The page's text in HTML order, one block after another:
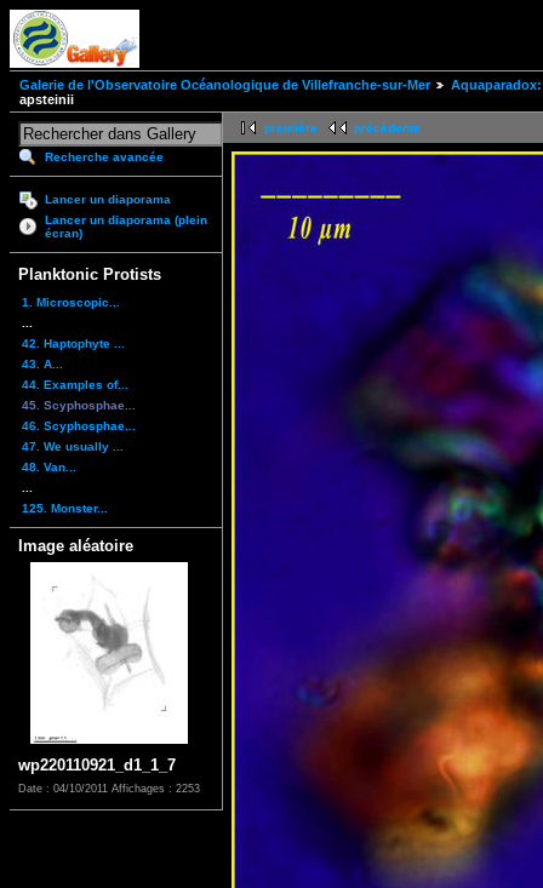
Galerie de l'Observatoire Océanologique de Villefranche-sur-Mer
apsteinii
Recherche avancée
Lancer un diaporama
Lancer un diaporama (plein
écran)
Planktonic Protists
1. Microscopic...
42. Haptophyte ...
43. A...
44. Examples of...
45. Scyphosphae...
46. Scyphosphae...
47. We usually ...
48. Van...
125. Monster...
Image aléatoire
wp220110921_d1_1_7
Date : 04/10/2011 Affichages : 2253
première précédente